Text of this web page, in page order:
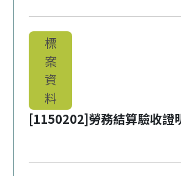
標
案
資
料
[1150202]勞務結算驗收證